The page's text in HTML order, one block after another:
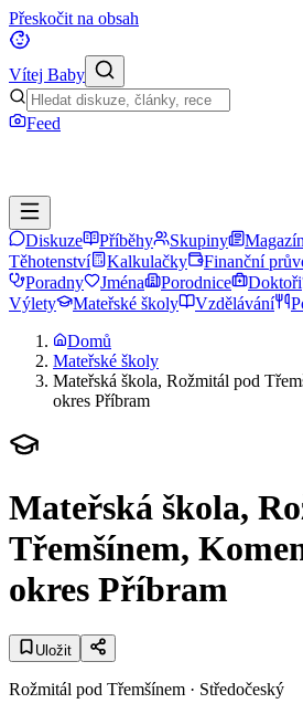
Přeskočit na obsah
Vítej Baby
Feed
Diskuze Příběhy Skupiny Magazín
Těhotenství
Kalkulačky Finanční
Poradny
Jména Porodnice Doktoři
Výlety
Mateřské školy Vzdělávání
Domů
Mateřské školy
Mateřská škola, Rožmitál pod
okres Příbram
Mateřská škola,
Třemšínem,
okres Příbram
Uložit
Rožmitál pod Třemšínem · Středočeský